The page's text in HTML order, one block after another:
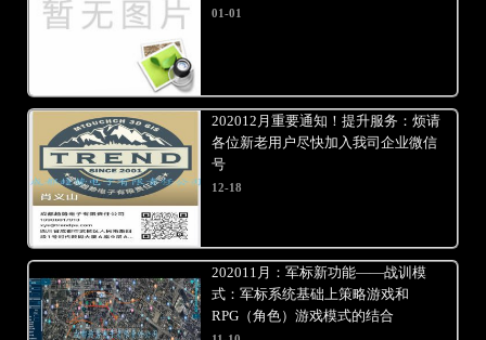
01-01
202012月重要通知！提升服务：烦请
各位新老用户尽快加入我司企业微信
号
12-18
202011月：军标新功能——战训模
式：军标系统基础上策略游戏和
RPG（角色）游戏模式的结合